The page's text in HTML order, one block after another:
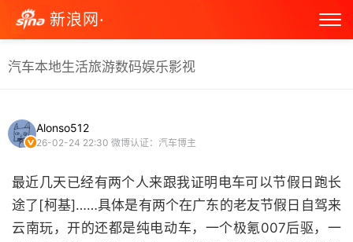
新浪网·
汽车本地生活旅游数码娱乐影视
Alonso512
26-02-24 22:30 微博认证：汽车博主
最近几天已经有两个人来跟我证明电车可以节假日跑长
途了[柯基]……具体是有两个在广东的老友节假日自驾来
云南玩，开的还都是纯电动车，一个极氪007后驱，一